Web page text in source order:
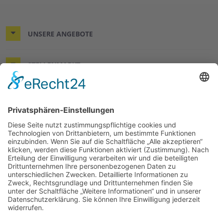
UNSERE ANGEBOTE
STELLENMARKT
DER WÜNSCHEWAGEN
© 2026 Arbeiter-Samariter-Bund Regionalverband Leine-
Harz-Solling